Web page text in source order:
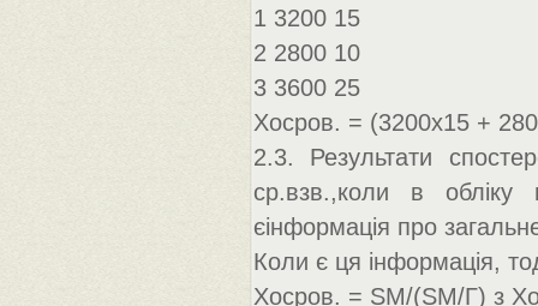
1 3200 15
2 2800 10
3 3600 25
Хосров. = (3200х15 +
2.3. Результати
ср.взв.,коли в обліку
єінформація про
Коли є ця інформація,
Хосров. = SМ/(SМ/Г) з